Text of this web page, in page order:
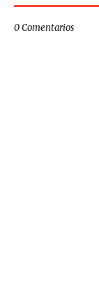
0 Comentarios